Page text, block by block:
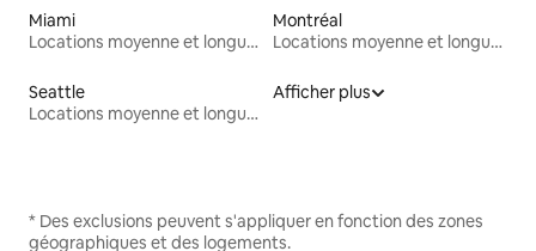
Miami
Locations moyenne et longue durée
Montréal
Locations moyenne et longue durée
Seattle
Locations moyenne et longue durée
Afficher plus
* Des exclusions peuvent s'appliquer en fonction des zones
géographiques et des logements.